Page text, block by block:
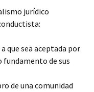
jurídico
que sea aceptada por
de sus
de una comunidad